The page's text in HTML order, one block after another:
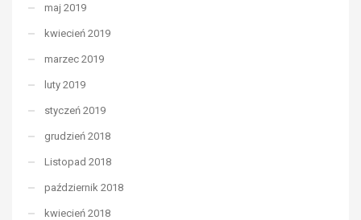
maj 2019
kwiecień 2019
marzec 2019
luty 2019
styczeń 2019
grudzień 2018
Listopad 2018
październik 2018
kwiecień 2018